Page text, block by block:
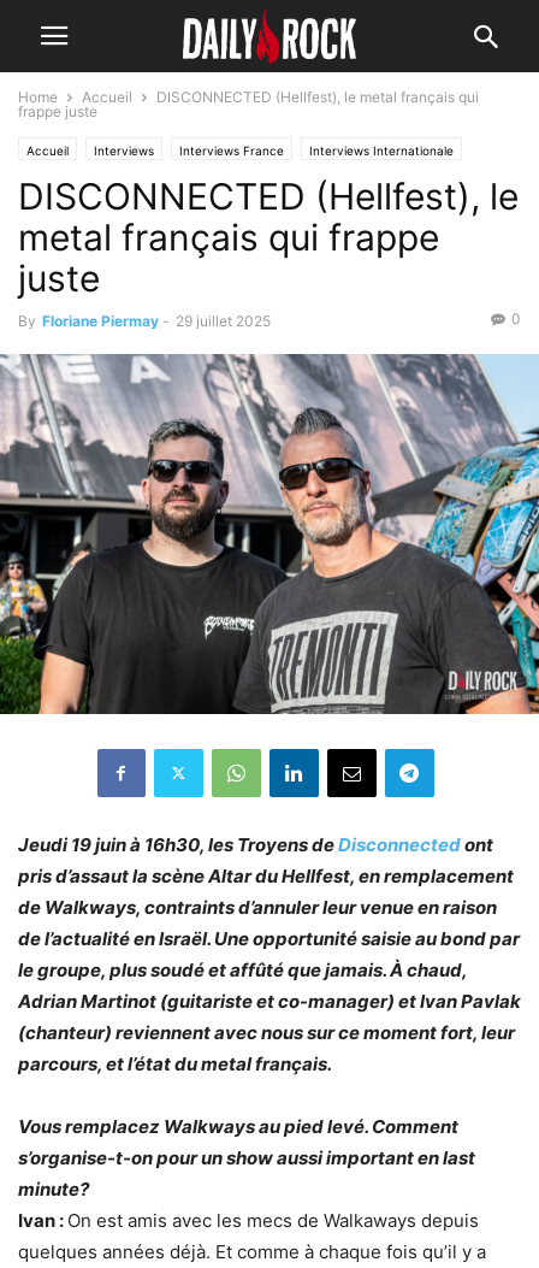
Home Accueil
DISCONNECTED (Hellfest), le metal français qui
frappe juste
Accueil Interviews Interviews France Interviews Internationale
DISCONNECTED (Hellfest), le
metal français qui frappe
juste
By Floriane Piermay - 29 juillet 2025 0
Jeudi 19 juin à 16h30, les Troyens deDisconnectedont
pris d’assaut la scène Altar du Hellfest, en remplacement
de Walkways, contraints d’annuler leur venue en raison
de l’actualité en Israël. Une opportunité saisie au bond par
le groupe, plus soudé et affûté que jamais. À chaud,
Adrian Martinot (guitariste et co-manager) et Ivan Pavlak
(chanteur) reviennent avec nous sur ce moment fort, leur
parcours, et l’état du metal français.
Vous remplacez Walkways au pied levé. Comment
s’organise-t-on pour un show aussi important en last
minute?
Ivan : On est amis avec les mecs de Walkaways depuis
quelques années déjà. Et comme à chaque fois qu’il y a